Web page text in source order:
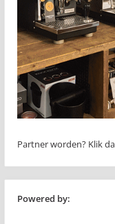
Partner worden? Klik
Powered by: